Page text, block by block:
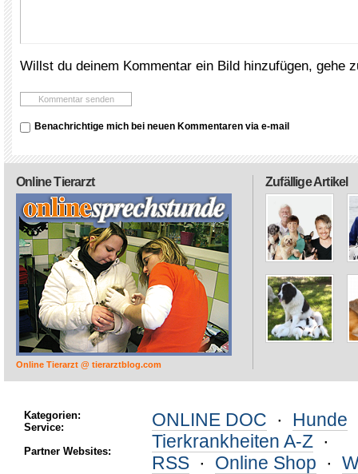
Willst du deinem Kommentar ein Bild hinzufügen, gehe
Benachrichtige mich bei neuen Kommentaren via e-mail
Zufällige Artikel
Online Tierarzt
Online Tierarzt @ tierarztblog.com
Kategorien:
Service:
Partner Websites:
ONLINE DOC · Hunde
Tierkrankheiten A-Z ·
RSS · Online Shop ·